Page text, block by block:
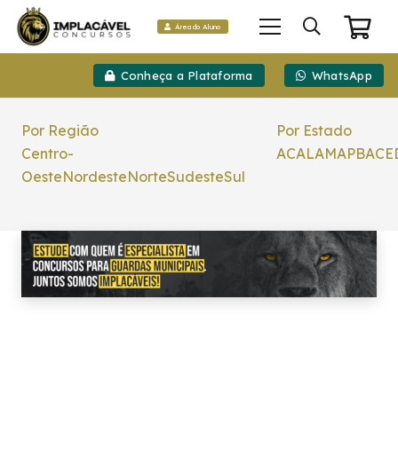
Área do Aluno
Conheça a Plataforma WhatsApp
Por Região
Centro-
OesteNordesteNorteSudesteSul
Por Estado
ACALAMAPBACE